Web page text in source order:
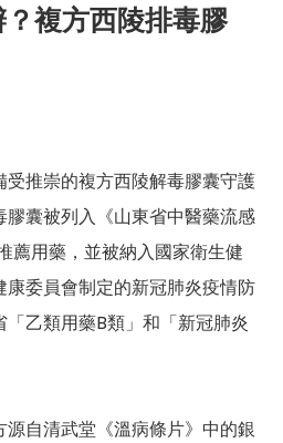
複方西陵排毒膠
推崇的複方西陵解毒膠囊守護
囊被列入《山東省中醫藥流感
薦用藥，並被納入國家衛生健
委員會制定的新冠肺炎疫情防
乙類用藥B類」和「新冠肺炎
自清武堂《溫病條片》中的銀